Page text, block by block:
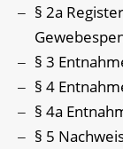
§ 2a
§ 3
§ 4
§ 4a
§ 5